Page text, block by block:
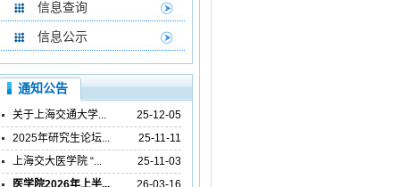
信息查询
信息公示
通知公告
关于上海交通大学...
25-12-05
2025年研究生论坛...
25-11-11
上海交大医学院 “...
25-11-03
医学院2026年上半...
26-03-16